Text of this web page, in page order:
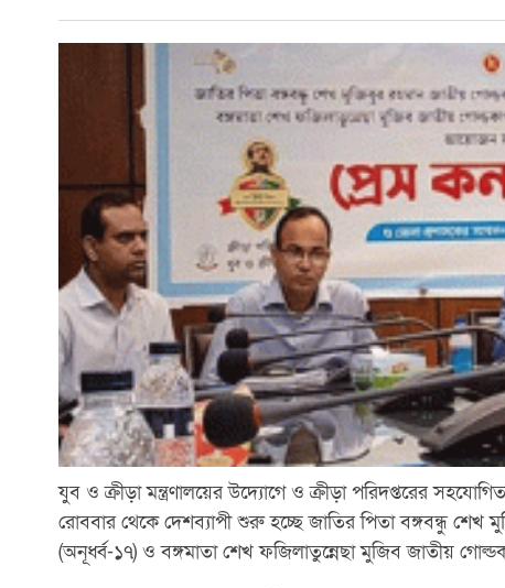
যুব ও ক্রীড়া মন্ত্রণালয়ের উদ্যোগে ও ক্রীড়া পরিদপ্তরের
রোববার থেকে দেশব্যাপী শুরু হচ্ছে জাতির পিতা বঙ্গবন্ধু শেখ
(অনূর্ধ্ব-১৭) ও বঙ্গমাতা শেখ ফজিলাতুন্নেছা মুজিব জাতীয়